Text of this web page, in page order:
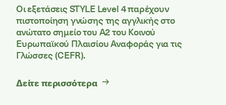
Οι εξετάσεις STYLE Level 4 παρέχουν
πιστοποίηση γνώσης της αγγλικής στο
ανώτατο σημείο του Α2 του Κοινού
Ευρωπαϊκού Πλαισίου Αναφοράς για τις
Γλώσσες (CEFR).
Δείτε περισσότερα